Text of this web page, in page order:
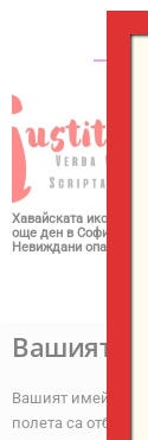
Хавайската икона
още ден в София.
Невиждани опашки
Вашият
Вашият имейл
полета са